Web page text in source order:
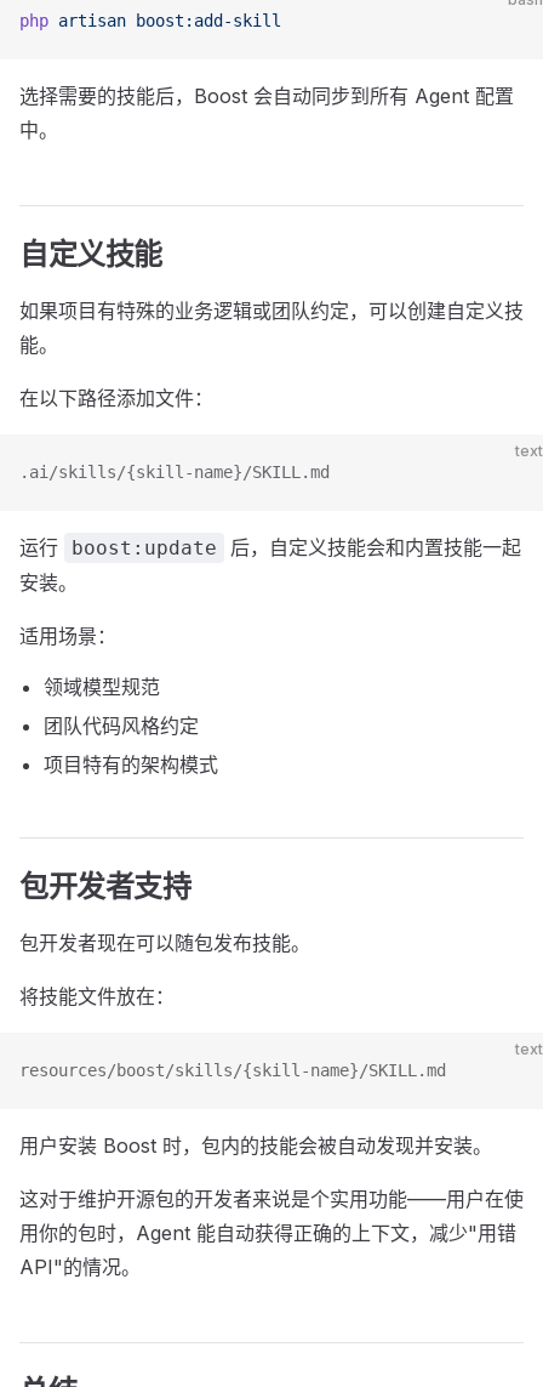
php artisan boost:add-skill
选择需要的技能后，Boost 会自动同步到所有 Agent 配置
中。
自定义技能
如果项目有特殊的业务逻辑或团队约定，可以创建自定义技
能。
在以下路径添加文件：
text
.ai/skills/{skill-name}/SKILL.md
运行 boost:update
后，自定义技能会和内置技能一起
安装。
适用场景：
领域模型规范
团队代码风格约定
项目特有的架构模式
包开发者支持
包开发者现在可以随包发布技能。
将技能文件放在：
text
resources/boost/skills/{skill-name}/SKILL.md
用户安装 Boost 时，包内的技能会被自动发现并安装。
这对于维护开源包的开发者来说是个实用功能——用户在使
用你的包时，Agent 能自动获得正确的上下文，减少"用错
API"的情况。